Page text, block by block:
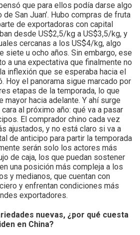
que para ellos podía darse algo
de San Juan’. Hubo compras de fruta
de exportadoras con capital
desde US$2,5/kg a US$3,5/kg, y
cercanas a los US$4/kg, algo
siete u ocho años. Sin embargo, ese
a una expectativa que finalmente no
inflexión que se esperaba hacia el
Hoy el panorama sigue marcado por
etapas de la temporada, lo que
mayor hacia adelante. Y ahí surge
al próximo año: qué va a pasar
El comprador chino cada vez
ajustados, y no está claro si va a
de anticipo para partir la temporada
serán solo los actores más
de caja, los que puedan sostener
una posición más compleja a los
y medianos, que cuentan con
y enfrentan condiciones más
exportadores.
nuevas, ¿por qué cuesta
en China?